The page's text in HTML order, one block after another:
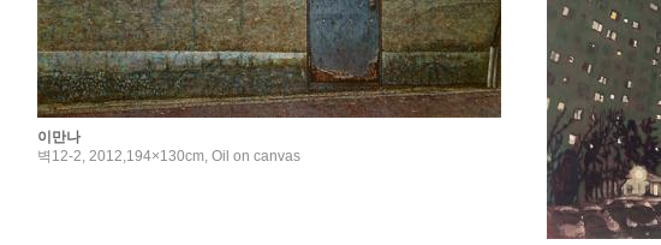
이만나
벽12-2, 2012,194×130cm, Oil on canvas